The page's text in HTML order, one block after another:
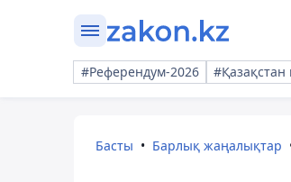
#Референдум-2026
Басты Барлық жаңалықтар